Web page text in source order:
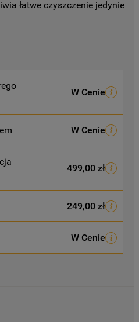
łatwe czyszczenie jedynie
W Cenie
W Cenie
499,00 zł
249,00 zł
W Cenie
w naszej
plików
wszystkich
oraz na
danych
wyżej wymienionych
PLIKÓW COOKIES",
zarządzać
że używane będą